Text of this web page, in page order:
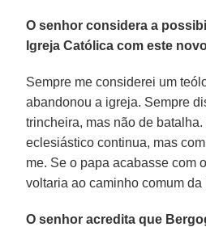
O senhor considera a
Igreja Católica com este
Sempre me considerei um
abandonou a igreja. Sempre
trincheira, mas não de
eclesiástico continua, mas
me. Se o papa acabasse com
voltaria ao caminho comum da
O senhor acredita que